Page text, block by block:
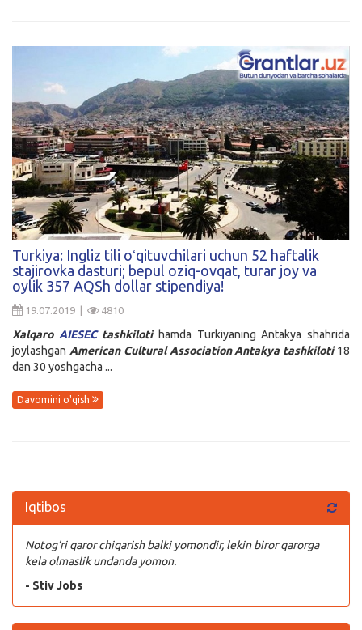
Turkiya: Ingliz tili oʻqituvchilari uchun 52 haftalik
stajirovka dasturi; bepul oziq-ovqat, turar joy va
oylik 357 AQSh dollar stipendiya!
19.07.2019 | 4810
Xalqaro AIESECtashkiloti hamda Turkiyaning Antakya shahrida
joylashgan American Cultural Association Antakya tashkiloti18
dan 30 yoshgacha ...
Davomini o'qish
Iqtibos
Notog’ri qaror chiqarish balki yomondir, lekin biror qarorga
kela olmaslik undanda yomon.
- Stiv Jobs